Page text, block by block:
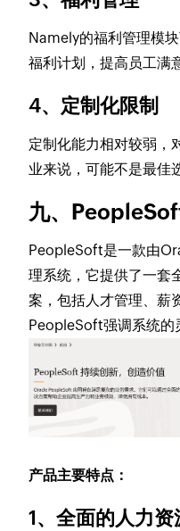
Namely的福利管理模
福利计划，提高员工满
4、定制化限制
定制化能力相对较弱，
业来说，可能不是最佳
九、
PeopleSoft是一款由
理系统，它提供了一套
案，包括人才管理、薪
PeopleSoft强调系统的
产品主要特点：
1、全面的人力资